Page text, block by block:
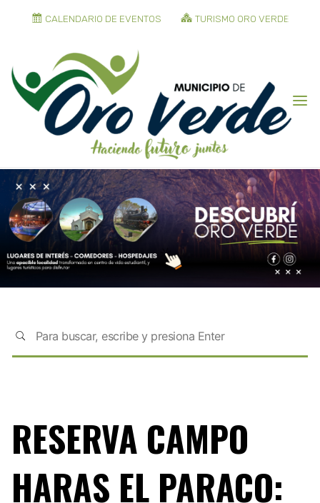
CALENDARIO DE EVENTOS TURISMO ORO VERDE
RESERVA CAMPO
HARAS EL PARACO: